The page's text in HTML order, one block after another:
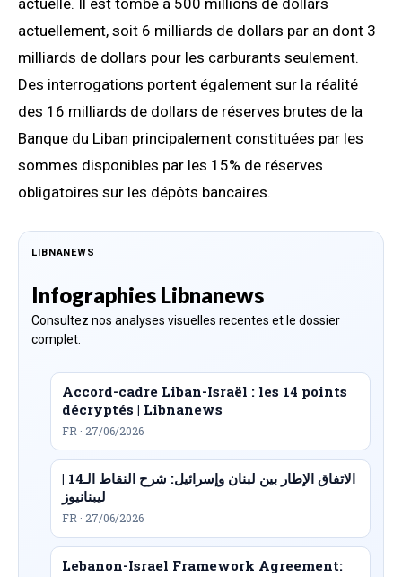
actuellement, soit 6 milliards de dollars par an dont 3
milliards de dollars pour les carburants seulement.
Des interrogations portent également sur la réalité
des 16 milliards de dollars de réserves brutes de la
Banque du Liban principalement constituées par les
sommes disponibles par les 15% de réserves
obligatoires sur les dépôts bancaires.
LIBNANEWS
Infographies Libnanews
Consultez nos analyses visuelles recentes et le dossier
complet.
Accord-cadre Liban-Israël : les 14 points
décryptés | Libnanews
FR · 27/06/2026
الاتفاق الإطار بين لبنان وإسرائيل: شرح النقاط الـ14 |
ليبنانيوز
FR · 27/06/2026
Lebanon-Israel Framework Agreement: